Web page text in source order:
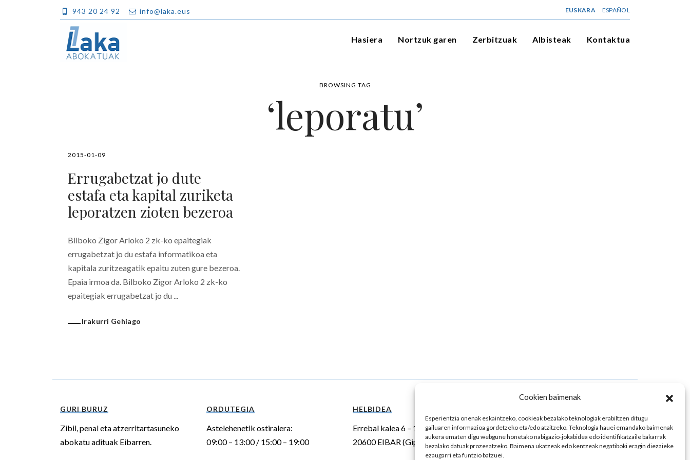
Cookien baimenak
Esperientzia onenak eskaintzeko, cookieak bezalako teknologiak erabiltzen ditugu
gailuaren informazioa gordetzeko eta/edo atzitzeko. Teknologia hauei emandako baimenak
aukera ematen digu webgune honetako nabigazio-jokabidea edo identifikatzaile bakarrak
bezalako datuak prozesatzeko. Baimena ukatzeak edo kentzeak negatiboki eragin diezaieke
ezaugarri eta funtzio batzuei.
943 20 24 92 info@laka.eus EUSKARA ESPAÑOL
Hasiera Nortzuk garen Zerbitzuak Albisteak Kontaktua
BROWSING TAG
‘leporatu’
2015-01-09
Errugabetzat jo dute
estafa eta kapital zuriketa
leporatzen zioten bezeroa
Bilboko Zigor Arloko 2 zk-ko epaitegiak
errugabetzat jo du estafa informatikoa eta
kapitala zuritzeagatik epaitu zuten gure bezeroa.
Epaia irmoa da. Bilboko Zigor Arloko 2 zk-ko
epaitegiak errugabetzat jo du ...
Irakurri Gehiago
GURI BURUZ
Zibil, penal eta atzerritartasuneko
abokatu adituak Eibarren.
ORDUTEGIA
Astelehenetik ostiralera:
09:00 – 13:00 / 15:00 – 19:00
HELBIDEA
Errebal kalea 6 – 1. ezk,
20600 EIBAR (Gipuzkoa)
Telefonoa:943 20 24 92
E-maila:info@laka.eus